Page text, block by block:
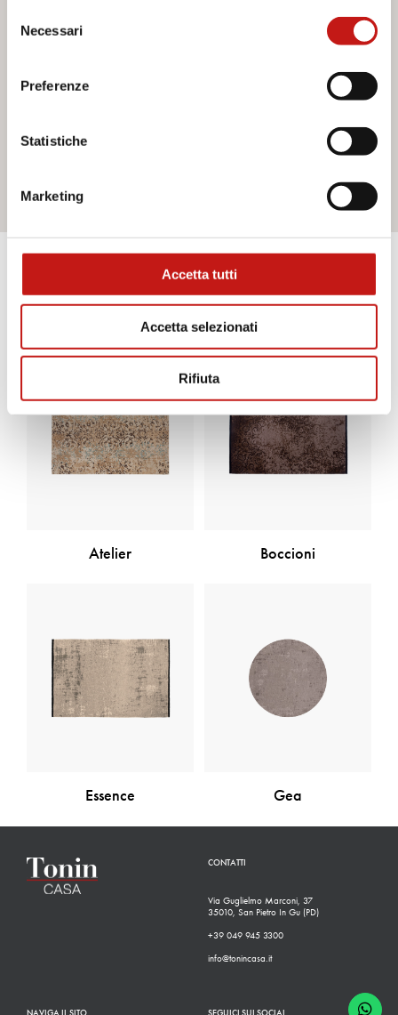
delNecessari
Preferenze
Statistiche
Marketing
Accetta tutti
Accetta selezionati
Rifiuta
Se hai bisogno di assistenza o desideri ricevere ulteriori
di cui hai bisogno. Compila il modulo di contatto e
Atelier Boccioni
Essence Gea
CONTATTI
Via Guglielmo Marconi, 37
35010, San Pietro In Gu (PD)
+39 049 945 3300
info@tonincasa.it